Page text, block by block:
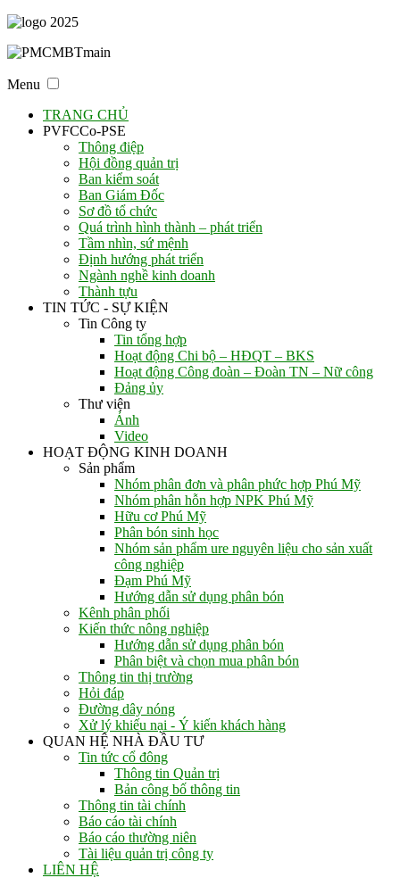
Menu
TRANG CHỦ
PVFCCo-PSE
Thông điệp
Hội đồng quản trị
Ban kiểm soát
Ban Giám Đốc
Sơ đồ tổ chức
Quá trình hình thành – phát triển
Tầm nhìn, sứ mệnh
Định hướng phát triển
Ngành nghề kinh doanh
Thành tựu
TIN TỨC - SỰ KIỆN
Tin Công ty
Tin tổng hợp
Hoạt động Chi bộ – HĐQT – BKS
Hoạt động Công đoàn – Đoàn TN – Nữ công
Đảng ủy
Thư viện
Ảnh
Video
HOẠT ĐỘNG KINH DOANH
Sản phẩm
Nhóm phân đơn và phân phức hợp Phú Mỹ
Nhóm phân hỗn hợp NPK Phú Mỹ
Hữu cơ Phú Mỹ
Phân bón sinh học
Nhóm sản phẩm ure nguyên liệu cho sản xuất
công nghiệp
Đạm Phú Mỹ
Hướng dẫn sử dụng phân bón
Kênh phân phối
Kiến thức nông nghiệp
Hướng dẫn sử dụng phân bón
Phân biệt và chọn mua phân bón
Thông tin thị trường
Hỏi đáp
Đường dây nóng
Xử lý khiếu nại - Ý kiến khách hàng
QUAN HỆ NHÀ ĐẦU TƯ
Tin tức cổ đông
Thông tin Quản trị
Bản công bố thông tin
Thông tin tài chính
Báo cáo tài chính
Báo cáo thường niên
Tài liệu quản trị công ty
LIÊN HỆ